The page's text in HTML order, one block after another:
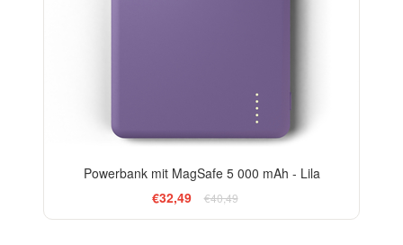
Powerbank mit MagSafe 5 000 mAh - Lila
€32,49
€40,49